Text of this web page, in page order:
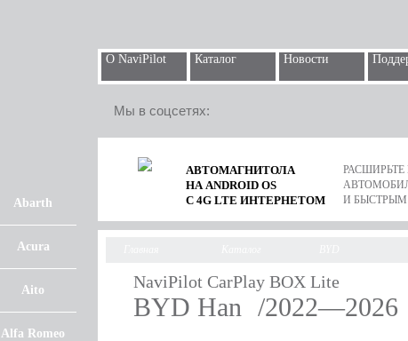
О NaviPilot Каталог Новости
Мы в соцсетях:
Abarth
Acura
Aito
Alfa Romeo
АВТОМАГНИТОЛА
НА ANDROID OS
С 4G LTE ИНТЕРНЕТОМ
И
NaviPilot CarPlay BOX Lite
BYD Han /2022—2026